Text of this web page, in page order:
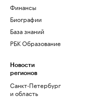
Финансы
Биографии
База знаний
РБК Образование
Новости
регионов
Санкт-Петербург
и область